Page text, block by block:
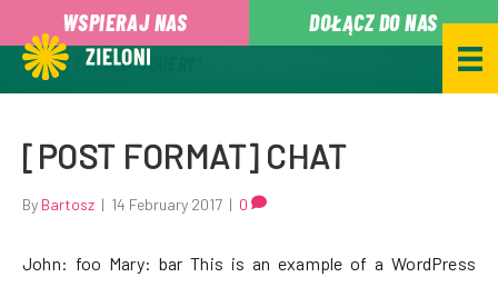
WSPIERAJ NAS DOŁĄCZ DO NAS
POSTS TAGGED ‘JQUERY’
[POST FORMAT] CHAT
By Bartosz | 14 February 2017 | 0
John: foo Mary: bar This is an example of a WordPress